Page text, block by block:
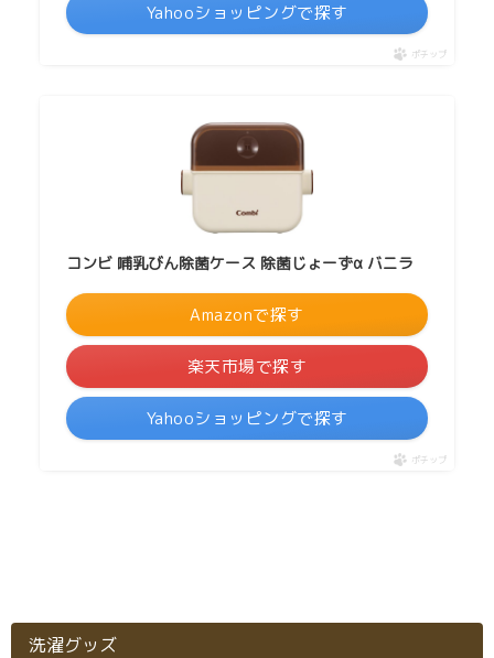
Yahooショッピングで探す
ポチップ
コンビ 哺乳びん除菌ケース 除菌じょーずα バニラ
Amazonで探す
楽天市場で探す
Yahooショッピングで探す
ポチップ
洗濯グッズ